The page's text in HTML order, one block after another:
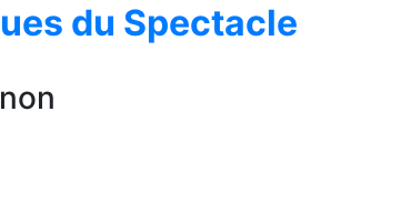
du Spectacle